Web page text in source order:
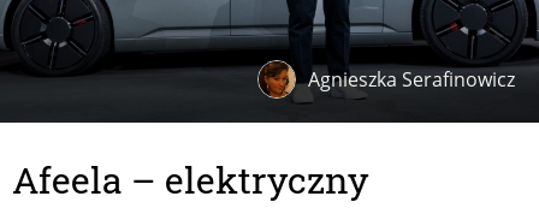
Agnieszka Serafinowicz
Afeela – elektryczny